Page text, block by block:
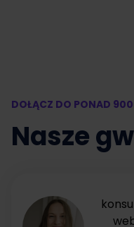
DOŁĄCZ DO PONAD
Nasze